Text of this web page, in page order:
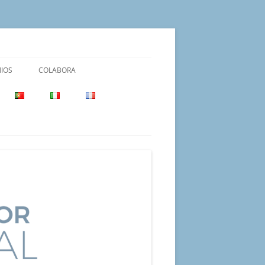
COLABORA